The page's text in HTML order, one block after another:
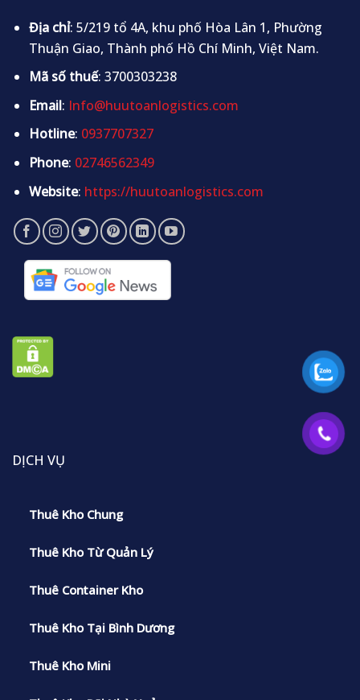
Địa chỉ: 5/219 tổ 4A, khu phố Hòa Lân 1, Phường
Thuận Giao, Thành phố Hồ Chí Minh, Việt Nam.
Mã số thuế: 3700303238
Email: Info@huutoanlogistics.com
Hotline: 0937707327
Phone: 02746562349
Website: https://huutoanlogistics.com
DỊCH VỤ
Thuê Kho Chung
Thuê Kho Từ Quản Lý
Thuê Container Kho
Thuê Kho Tại Bình Dương
Thuê Kho Mini